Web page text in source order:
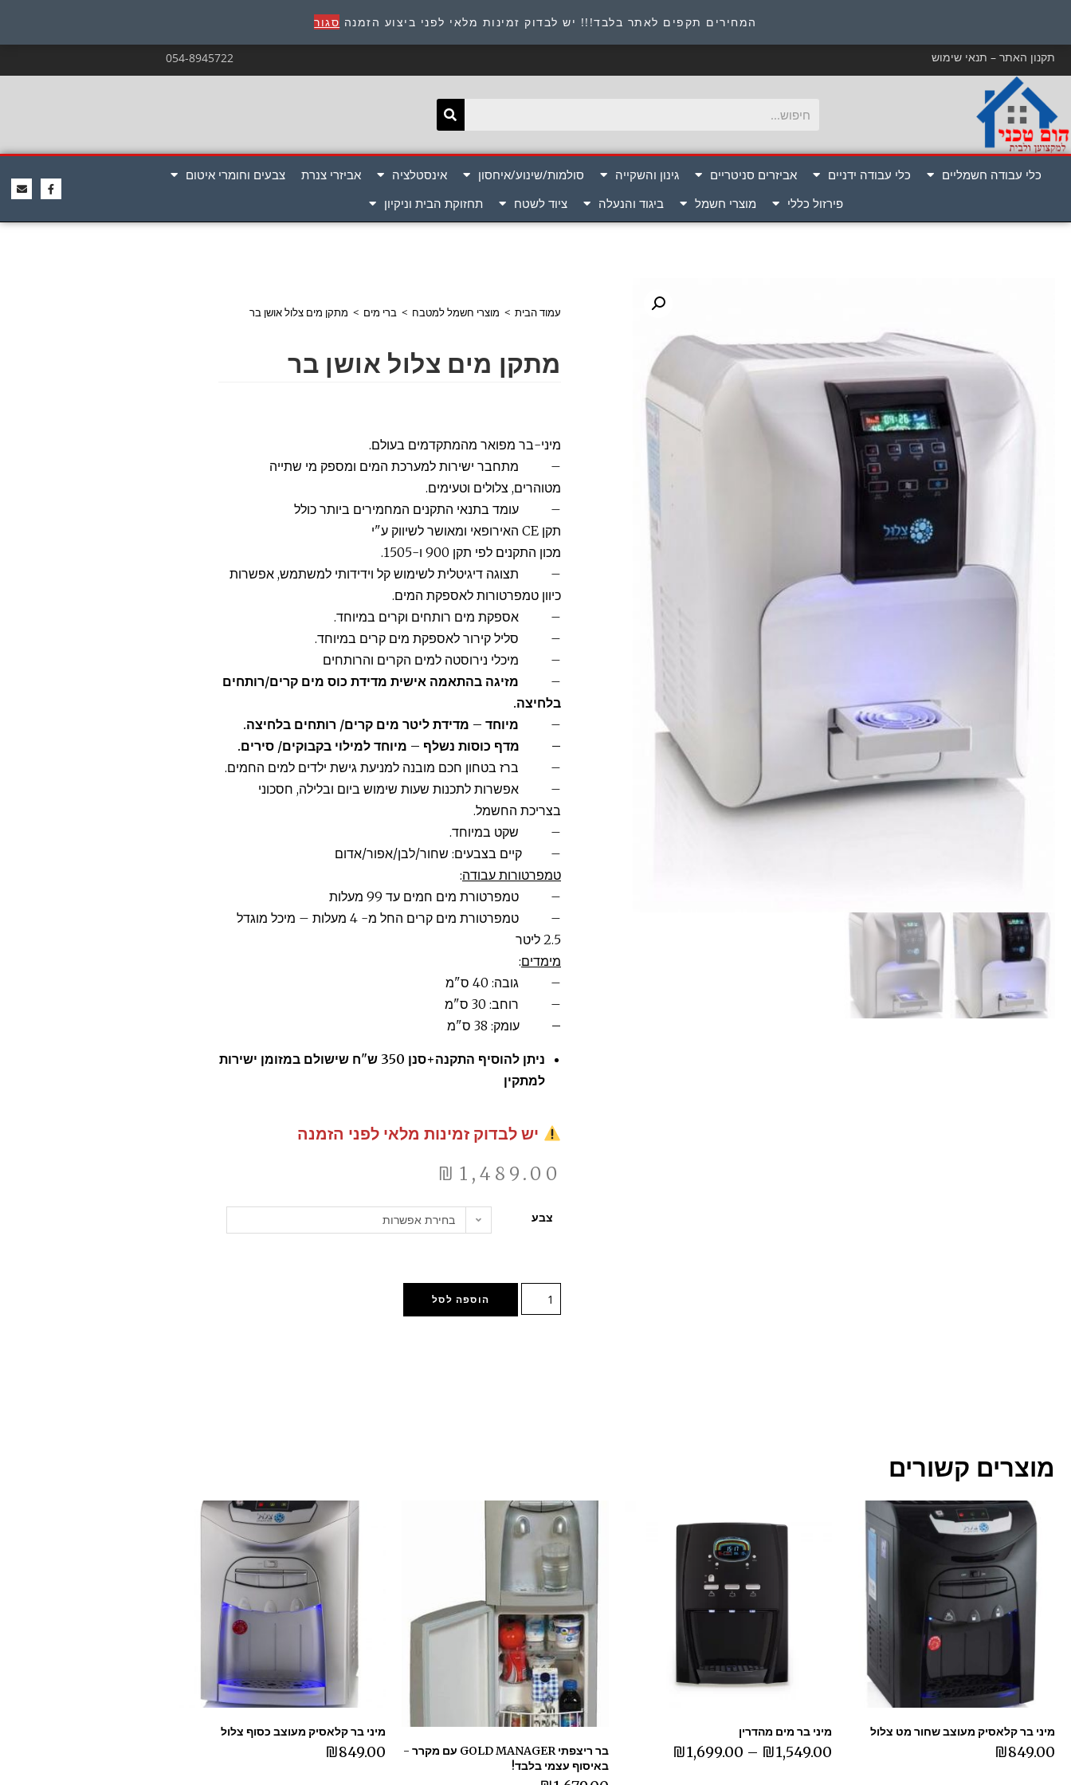
המחירים תקפים לאתר בלבד!!! יש לבדוק זמינות מלאי לפני ביצוע הזמנה סגור כתובת : היוזמים 9 אור יהודה שירות לקוחות 054-8945722
תקנון האתר – תנאי שימוש 054-8945722
כלי עבודה חשמליים כלי עבודה ידניים אביזרים סניטריים גינון והשקייה סולמות/שינוע/איחסון אינסטלציה אביזרי צנרת
צבעים וחומרי איטום
פירזול כללי
מוצרי חשמל ביגוד והנעלה ציוד לשטח תחזוקת הבית וניקיון
עמוד הבית > מוצרי חשמל למטבח > ברי מים > מתקן מים ‏צלול אושן בר
מתקן מים ‏צלול אושן בר
מיני-בר מפואר מהמתקדמים בעולם.
– מתחבר ישירות למערכת המים ומספק מי שתייה
מטוהרים, צלולים וטעימים.
– עומד בתנאי התקנים המחמירים ביותר כולל
תקן CE האירופאי ומאושר לשיווק ע"י
מכון התקנים לפי תקן 900 ו-1505.
– תצוגה דיגיטלית לשימוש קל וידידותי למשתמש, אפשרות
כיוון טמפרטורות לאספקת המים.
– אספקת מים רותחים וקרים במיוחד.
– סליל קירור לאספקת מים קרים במיוחד.
– מיכלי נירוסטה למים הקרים והרותחים
– מזיגה בהתאמה אישית מדידת כוס מים קרים/רותחים
בלחיצה.
– מיוחד – מדידת ליטר מים קרים/ רותחים בלחיצה.
– מדף כוסות נשלף – מיוחד למילוי בקבוקים/ סירים.
– ברז בטחון חכם מובנה למניעת גישת ילדים למים החמים.
– אפשרות לתכנות שעות שימוש ביום ובלילה, חסכוני
בצריכת החשמל.
– שקט במיוחד.
– קיים בצבעים: שחור/לבן/אפור/אדום
טמפרטורות עבודה:
– טמפרטורת מים חמים עד 99 מעלות
– טמפרטורת מים קרים החל מ- 4 מעלות – מיכל מוגדל
2.5 ליטר
מימדים:
– גובה: 40 ס"מ
– רוחב: 30 ס"מ
– עומק: 38 ס"מ
ניתן להוסיף התקנה+סנן 350 ש"ח שישולם במזומן ישירות
למתקין
יש לבדוק זמינות מלאי לפני הזמנה
₪ 1,489.00
צבע בחירת אפשרות
הוספה לסל
מוצרים קשורים
מיני בר קלאסיק מעוצב שחור מט צלול
₪849.00
מיני בר מים מהדרין
₪1,549.00
–
₪1,699.00
בר ריצפתי GOLD MANAGER עם מקרר -
באיסוף עצמי בלבד!
מיני בר קלאסיק מעוצב כסוף צלול
₪849.00